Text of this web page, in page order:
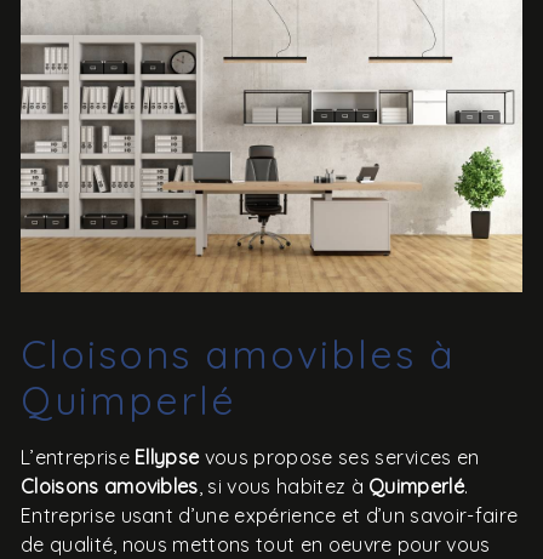
Cloisons amovibles à
Quimperlé
L’entreprise Ellypsevous propose ses services en
Cloisons amovibles , si vous habitez à Quimperlé.
Entreprise usant d’une expérience et d’un savoir-faire
de qualité, nous mettons tout en oeuvre pour vous